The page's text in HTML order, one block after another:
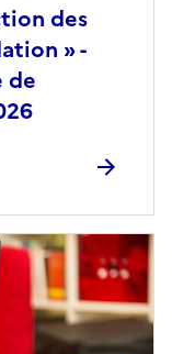
des
» -
de